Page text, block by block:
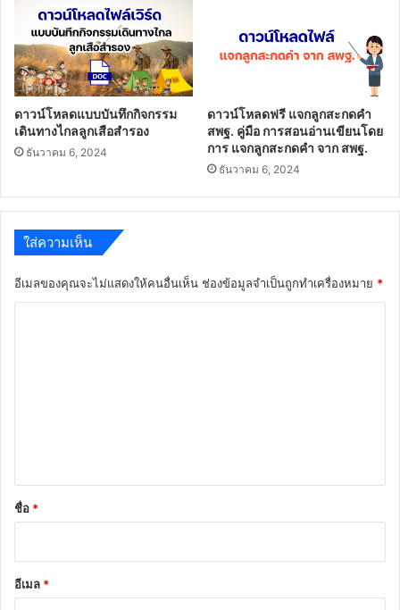
ดาวน์โหลดแบบบันทึกกิจกรรม
เดินทางไกลลูกเสือสำรอง
ธันวาคม 6, 2024
ดาวน์โหลดฟรี แจกลูกสะกดคำ
สพฐ. คู่มือ การสอนอ่านเขียนโดย
การ แจกลูกสะกดคำ จาก สพฐ.
ธันวาคม 6, 2024
ใส่ความเห็น
อีเมลของคุณจะไม่แสดงให้คนอื่นเห็น ช่องข้อมูลจำเป็นถูกทำเครื่องหมาย *
*
ชื่อ *
อีเมล *